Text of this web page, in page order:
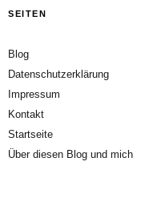
SEITEN
Blog
Datenschutzerklärung
Impressum
Kontakt
Startseite
Über diesen Blog und mich